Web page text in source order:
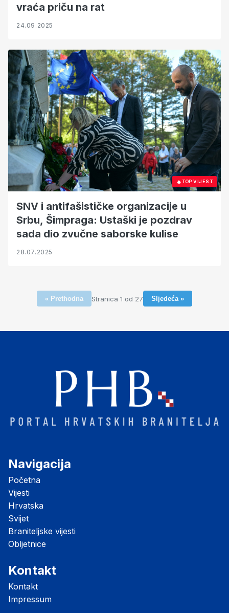
vraća priču na rat
24.09.2025
🔥TOP VIJEST
SNV i antifašističke organizacije u
Srbu, Šimpraga: Ustaški je pozdrav
sada dio zvučne saborske kulise
28.07.2025
« Prethodna Stranica 1 od 27 Sljedeća »
Navigacija
Početna
Vijesti
Hrvatska
Svijet
Braniteljske vijesti
Obljetnice
Kontakt
Kontakt
Impressum